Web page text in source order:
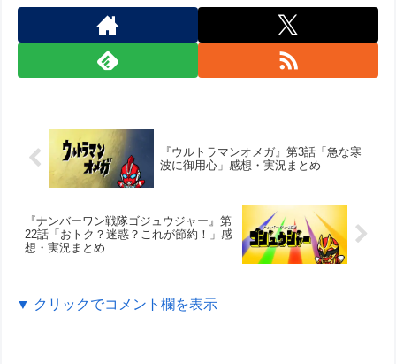
『ウルトラマンオメガ』第3話「急な寒
波に御用心」感想・実況まとめ
『ナンバーワン戦隊ゴジュウジャー』第
22話「おトク？迷惑？これが節約！」感
想・実況まとめ
▼ クリックでコメント欄を表示